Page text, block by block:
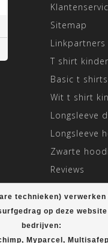
technieken)
op deze
bedrijven:
Myparcel,
Sitemap
Linkpartners
T shirt
Basic t shirts
Wit t shirt
Longsleeve
Longsleeve
Zwarte
Reviews
Aangepaste
2026 T-shirt plein